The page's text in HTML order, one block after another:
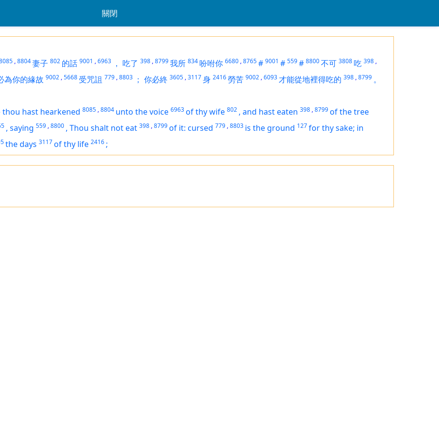
關閉
,8804妻子 802 的話 9001 ,6963 ， 吃了 398 ,8799我所 834吩咐你 6680 ,8765# 9001 # 559# 8800不可 3808吃 398 ,
為你的緣故 9002 ,5668 受咒詛 779 ,8803 ； 你必終 3605 ,3117身 2416勞苦 9002 ,6093才能從地裡得吃的 398 ,8799 。
thou hast hearkened 8085 ,8804 unto the voice 6963of thy wife 802 , and hast eaten 398 ,8799of the tree
, saying 559 ,8800 , Thou shalt not eat 398 ,8799of it: cursed 779 ,8803 is the ground 127for thy sake; in
the days 3117of thy life 2416 ;